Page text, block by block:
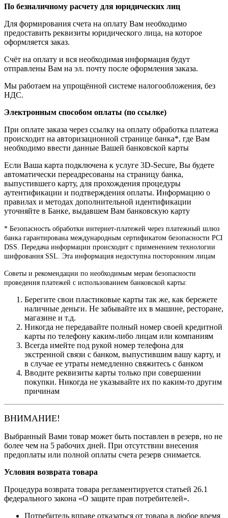
По безналичному расчету для юридических лиц
Для формирования счета на оплату Вам необходимо
предоставить реквизиты юридического лица, на которое
оформляется заказ.
Счёт на оплату и вся необходимая информация будут
отправлены Вам на эл. почту после оформления заказа.
Мы работаем на упрощённой системе налогообложения, без
НДС.
Электронным способом оплаты (по ссылке)
При оплате заказа через ссылку на оплату обработка платежа
происходит на авторизационной странице банка*, где Вам
необходимо ввести данные Вашей банковской карты
Если Ваша карта подключена к услуге 3D-Secure, Вы будете
автоматически переадресованы на страницу банка,
выпустившего карту, для прохождения процедуры
аутентификации и подтверждения оплаты. Информацию о
правилах и методах дополнительной идентификации
уточняйте в Банке, выдавшем Вам банковскую карту
* Безопасность обработки интернет-платежей через платежный шлюз
банка гарантирована международным сертификатом безопасности PCI
DSS. Передача информации происходит с применением технологии
шифрования SSL. Эта информация недоступна посторонним лицам
Советы и рекомендации по необходимым мерам безопасности
проведения платежей с использованием банковской карты:
Берегите свои пластиковые карты так же, как бережете
наличные деньги. Не забывайте их в машине, ресторане,
магазине и т.д.
Никогда не передавайте полный номер своей кредитной
карты по телефону каким-либо лицам или компаниям
Всегда имейте под рукой номер телефона для
экстренной связи с банком, выпустившим вашу карту, и
в случае ее утраты немедленно свяжитесь с банком
Вводите реквизиты карты только при совершении
покупки. Никогда не указывайте их по каким-то другим
причинам
ВНИМАНИЕ!
Выбранный Вами товар может быть поставлен в резерв, но не
более чем на 5 рабочих дней. При отсутствии внесения
предоплаты или полной оплаты счета резерв снимается.
Условия возврата товара
Процедура возврата товара регламентируется статьей 26.1
федерального закона «О защите прав потребителей».
Потребитель вправе отказаться от товара в любое время